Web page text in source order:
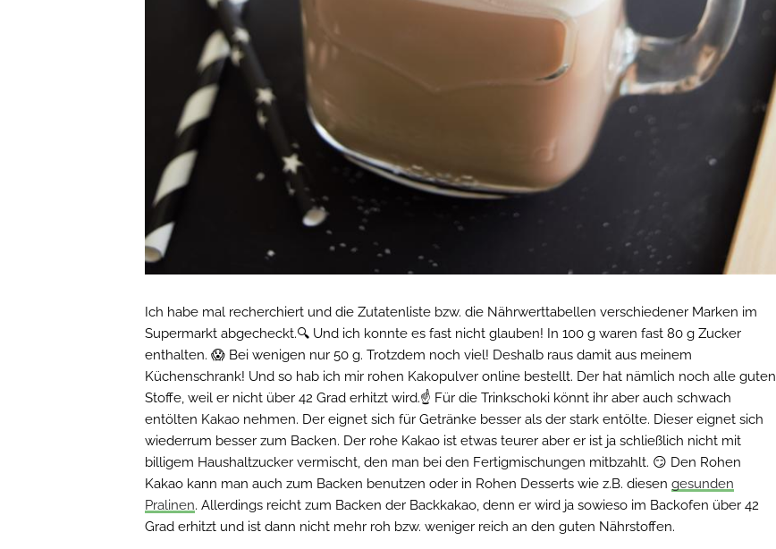
Ich habe mal recherchiert und die Zutatenliste bzw. die Nährwerttabellen verschiedener Marken im
Supermarkt abgecheckt.🔍 Und ich konnte es fast nicht glauben! In 100 g waren fast 80 g Zucker
enthalten. 😱 Bei wenigen nur 50 g. Trotzdem noch viel! Deshalb raus damit aus meinem
Küchenschrank! Und so hab ich mir rohen Kakopulver online bestellt. Der hat nämlich noch alle guten
Stoffe, weil er nicht über 42 Grad erhitzt wird.☝ Für die Trinkschoki könnt ihr aber auch schwach
entölten Kakao nehmen. Der eignet sich für Getränke besser als der stark entölte. Dieser eignet sich
wiederrum besser zum Backen. Der rohe Kakao ist etwas teurer aber er ist ja schließlich nicht mit
billigem Haushaltzucker vermischt, den man bei den Fertigmischungen mitbzahlt. 😏 Den Rohen
Kakao kann man auch zum Backen benutzen oder in Rohen Desserts wie z.B. diesen gesunden
Pralinen. Allerdings reicht zum Backen der Backkakao, denn er wird ja sowieso im Backofen über 42
Grad erhitzt und ist dann nicht mehr roh bzw. weniger reich an den guten Nährstoffen.